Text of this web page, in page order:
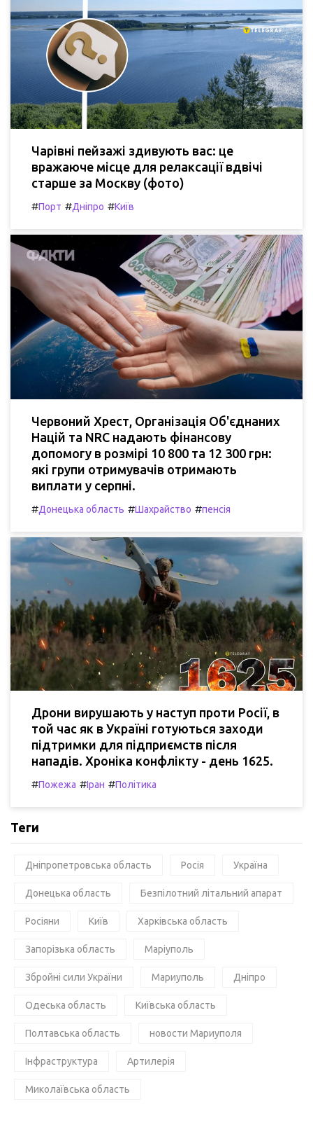
Чарівні пейзажі здивують вас: це
вражаюче місце для релаксації вдвічі
старше за Москву (фото)
#Порт #Дніпро #Київ
Червоний Хрест, Організація Об'єднаних
Націй та NRC надають фінансову
допомогу в розмірі 10 800 та 12 300 грн:
які групи отримувачів отримають
виплати у серпні.
#Донецька область #Шахрайство #пенсія
Дрони вирушають у наступ проти Росії, в
той час як в Україні готуються заходи
підтримки для підприємств після
нападів. Хроніка конфлікту - день 1625.
#Пожежа #Іран #Політика
Теги
Дніпропетровська область Росія Україна
Донецька область Безпілотний літальний апарат
Росіяни Київ Харківська область
Запорізька область Маріуполь
Збройні сили України Мариуполь Дніпро
Одеська область Київська область
Полтавська область новости Мариуполя
Інфраструктура Артилерія
Миколаївська область